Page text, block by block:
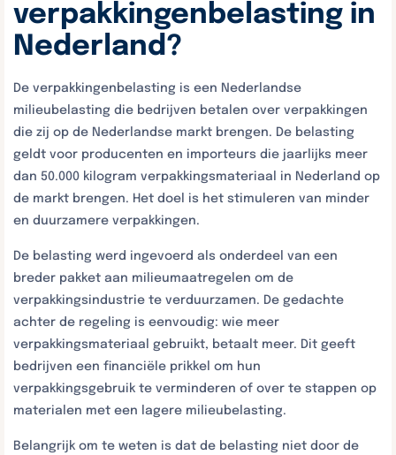
verpakkingenbelasting in
Nederland?
De verpakkingenbelasting is een Nederlandse
milieubelasting die bedrijven betalen over verpakkingen
die zij op de Nederlandse markt brengen. De belasting
geldt voor producenten en importeurs die jaarlijks meer
dan 50.000 kilogram verpakkingsmateriaal in Nederland op
de markt brengen. Het doel is het stimuleren van minder
en duurzamere verpakkingen.
De belasting werd ingevoerd als onderdeel van een
breder pakket aan milieumaatregelen om de
verpakkingsindustrie te verduurzamen. De gedachte
achter de regeling is eenvoudig: wie meer
verpakkingsmateriaal gebruikt, betaalt meer. Dit geeft
bedrijven een financiële prikkel om hun
verpakkingsgebruik te verminderen of over te stappen op
materialen met een lagere milieubelasting.
Belangrijk om te weten is dat de belasting niet door de